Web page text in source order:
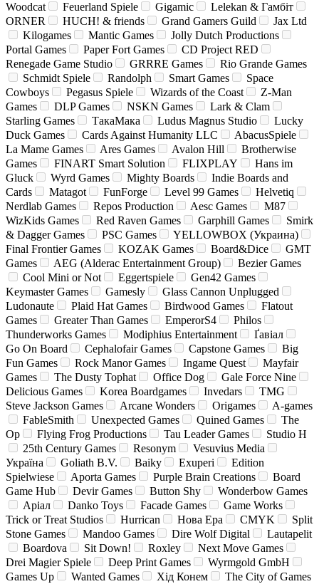
Woodcat
Feuerland Spiele Gigamic
Lelekan & Гамбіт
ORNER
HUCH! & friends Grand Gamers Guild
Jax Ltd
Kilogames
Mantic Games
Jolly Dutch Productions
Portal Games
Paper Fort Games
CD Project RED
Renegade Game Studio
GRRRE Games
Rio Grande Games
Schmidt Spiele
Randolph Smart Games
Space
Cowboys
Pegasus Spiele Wizards of the Coast
Z-Man
Games
DLP Games NSKN Games
Lark & Clam
Starling Games
ТакаМака Ludus Magnus Studio
Lucky
Duck Games
Cards Against Humanity LLC
AbacusSpiele
La Mame Games
Ares Games Avalon Hill
Brotherwise
Games
FINART Smart Solution FLIXPLAY
Hans im
Gluck
Wyrd Games Mighty Boards
Indie Boards and
Cards
Matagot FunForge Level 99 Games
Helvetiq
Nerdlab Games
Repos Production Aesc Games
M87
WizKids Games
Red Raven Games Garphill Games
Smirk
& Dagger Games
PSC Games
YELLOWBOX (Украина)
Final Frontier Games
KOZAK Games Board&Dice
GMT
Games
AEG (Alderac Entertainment Group)
Bezier Games
Cool Mini or Not
Eggertspiele
Gen42 Games
Keymaster Games
Gamesly
Glass Cannon Unplugged
Ludonaute
Plaid Hat Games Birdwood Games
Flatout
Games
Greater Than Games EmperorS4
Philos
Thunderworks Games
Modiphius Entertainment
Ґавіал
Go On Board
Cephalofair Games Capstone Games
Big
Fun Games
Rock Manor Games Ingame Quest
Mayfair
Games
The Dusty Tophat Office Dog
Gale Force Nine
Delicious Games
Korea Boardgames Invedars
TMG
Steve Jackson Games
Arcane Wonders Origames
A-games
FableSmith
Unexpected Games Quined Games
The
Op
Flying Frog Productions Tau Leader Games
Studio H
25th Century Games
Resonym
Vesuvius Media
Україна
Goliath B.V. Baiky Exuperi
Edition
Spielwiese
Aporta Games Purple Brain Creations
Board
Game Hub
Devir Games Button Shy
Wonderbow Games
Аріал
Danko Toys Facade Games
Game Works
Trick or Treat Studios
Hurrican Нова Ера CMYK
Split
Stone Games
Mandoo Games Dire Wolf Digital
Lautapelit
Boardova
Sit Down! Roxley
Next Move Games
Drei Magier Spiele
Deep Print Games
Wyrmgold GmbH
Games Up
Wanted Games Хід Конем
The City of Games